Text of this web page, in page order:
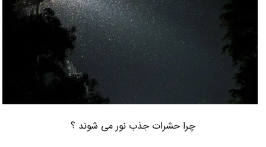
چرا حشرات جذب نور می شوند ؟